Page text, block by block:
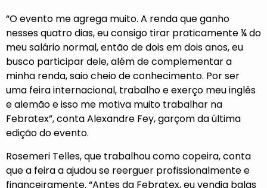
“O evento me agrega muito. A renda que ganho
nesses quatro dias, eu consigo tirar praticamente ¼ do
meu salário normal, então de dois em dois anos, eu
busco participar dele, além de complementar a
minha renda, saio cheio de conhecimento. Por ser
uma feira internacional, trabalho e exerço meu inglês
e alemão e isso me motiva muito trabalhar na
Febratex”, conta Alexandre Fey, garçom da última
edição do evento.
Rosemeri Telles, que trabalhou como copeira, conta
que a feira a ajudou se reerguer profissionalmente e
financeiramente. “Antes da Febratex, eu vendia balas